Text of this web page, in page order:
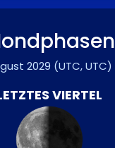
2029 (UTC, UTC)
VIERTEL